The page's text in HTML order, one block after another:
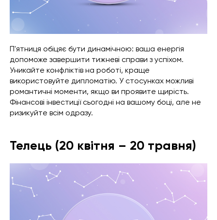
П'ятниця обіцяє бути динамічною: ваша енергія
допоможе завершити тижневі справи з успіхом.
Уникайте конфліктів на роботі, краще
використовуйте дипломатію. У стосунках можливі
романтичні моменти, якщо ви проявите щирість.
Фінансові інвестиції сьогодні на вашому боці, але не
ризикуйте всім одразу.
Телець (20 квітня – 20 травня)